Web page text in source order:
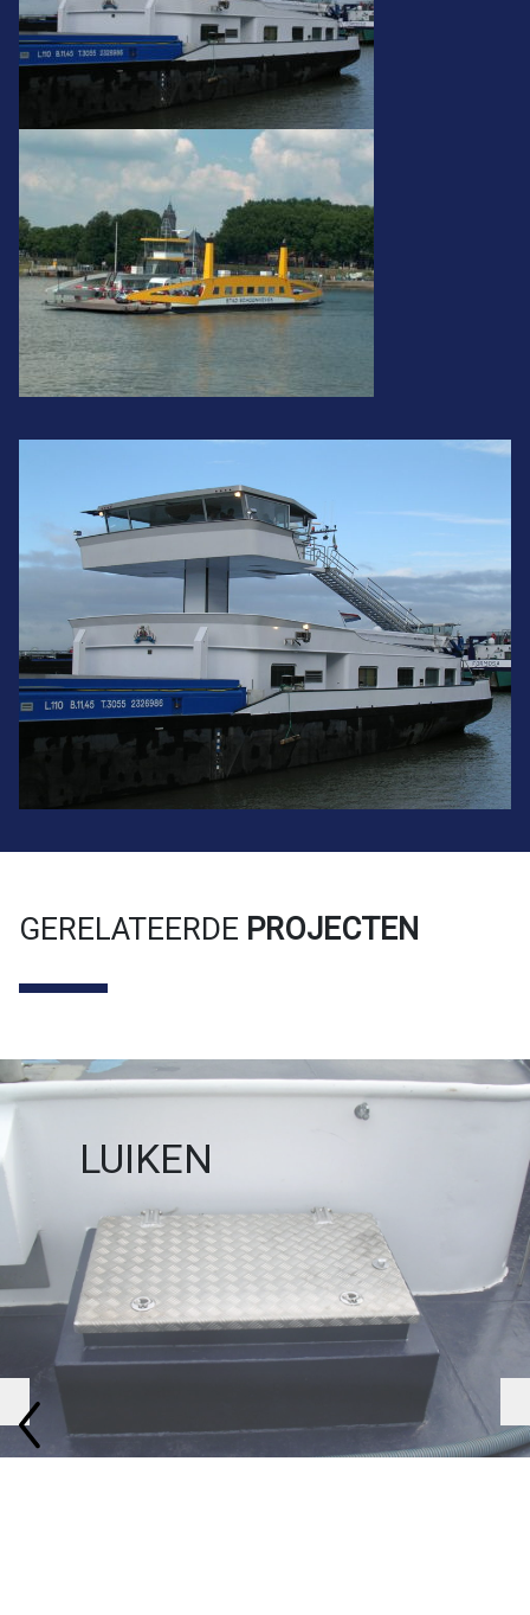
GERELATEERDE PROJECTEN
LUIKEN
Previous